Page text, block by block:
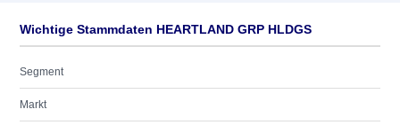
Wichtige Stammdaten HEARTLAND GRP HLDGS
Segment
Markt